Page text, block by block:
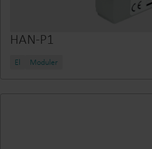
HAN-P1
El Moduler